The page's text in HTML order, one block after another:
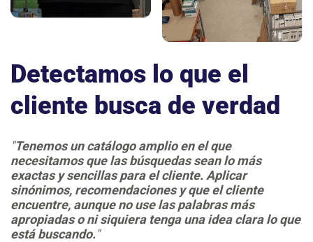
Detectamos lo que el
cliente busca de verdad
"Tenemos un catálogo amplio en el que
necesitamos que las búsquedas sean lo más
exactas y sencillas para el cliente. Aplicar
sinónimos, recomendaciones y que el cliente
encuentre, aunque no use las palabras más
apropiadas o ni siquiera tenga una idea clara lo que
está buscando."